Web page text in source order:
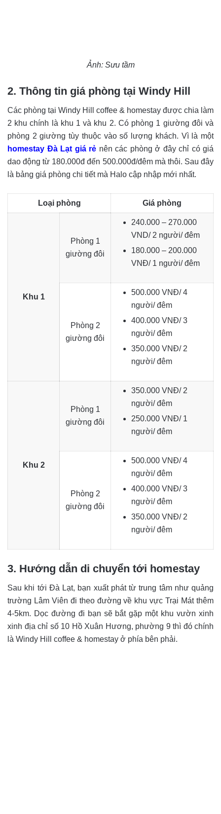
Ảnh: Sưu tầm
2. Thông tin giá phòng tại Windy Hill
Các phòng tại Windy Hill coffee & homestay được chia làm
2 khu chính là khu 1 và khu 2. Có phòng 1 giường đôi và
phòng 2 giường tùy thuộc vào số lượng khách. Vì là một
homestay Đà Lạt giá rẻ nên các phòng ở đây chỉ có giá
dao động từ 180.000đ đến 500.000đ/đêm mà thôi. Sau đây
là bảng giá phòng chi tiết mà Halo cập nhập mới nhất.
Loại phòng Giá phòng
Khu 1
Phòng 1
giường đôi
240.000 – 270.000
VND/ 2 người/ đêm
180.000 – 200.000
VNĐ/ 1 người/ đêm
Phòng 2
giường đôi
500.000 VNĐ/ 4
người/ đêm
400.000 VNĐ/ 3
người/ đêm
350.000 VNĐ/ 2
người/ đêm
Khu 2
Phòng 1
giường đôi
350.000 VNĐ/ 2
người/ đêm
250.000 VNĐ/ 1
người/ đêm
Phòng 2
giường đôi
500.000 VNĐ/ 4
người/ đêm
400.000 VNĐ/ 3
người/ đêm
350.000 VNĐ/ 2
người/ đêm
3. Hướng dẫn di chuyển tới homestay
Sau khi tới Đà Lạt, bạn xuất phát từ trung tâm như quảng
trường Lâm Viên đi theo đường về khu vực Trại Mát thêm
4-5km. Dọc đường đi bạn sẽ bắt gặp một khu vườn xinh
xinh địa chỉ số 10 Hồ Xuân Hương, phường 9 thì đó chính
là Windy Hill coffee & homestay ở phía bên phải.